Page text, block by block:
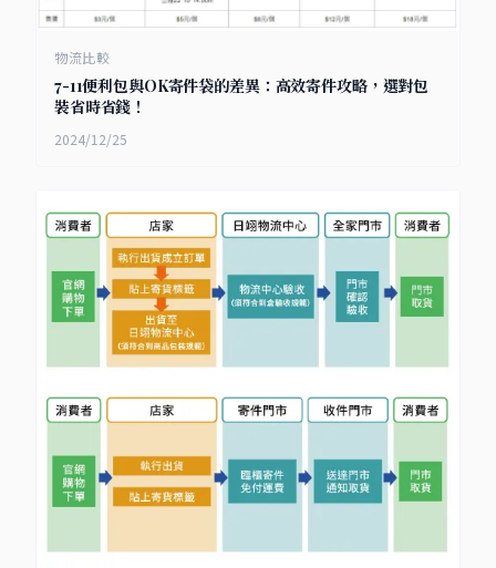
物流比較
7-11便利包與OK寄件袋的差異：高效寄件攻略，選對包
裝省時省錢！
2024/12/25